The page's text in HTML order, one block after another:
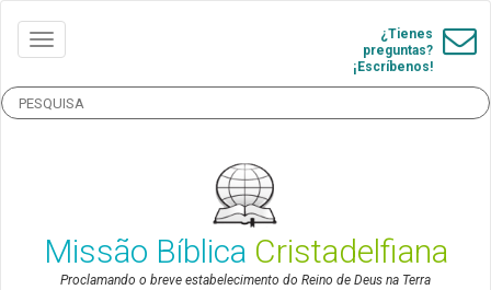
¿Tienes
preguntas?
¡Escríbenos!
Missão Bíblica Cristadelfiana
Proclamando o breve estabelecimento do Reino de Deus na Terra